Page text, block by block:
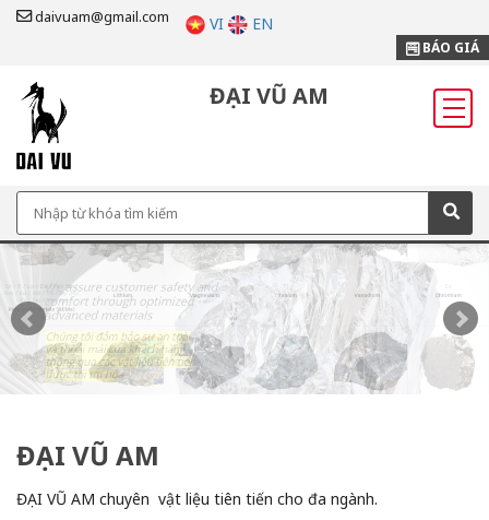
daivuam@gmail.com VI EN
BÁO GIÁ
ĐẠI VŨ AM
ĐẠI VŨ AM
ĐẠI VŨ AM chuyên vật liệu tiên tiến cho đa ngành.